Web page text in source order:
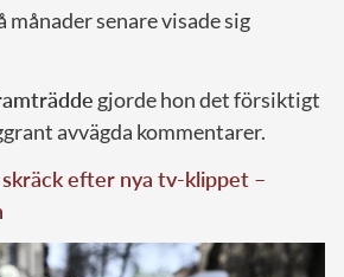
månader senare visade sig
gjorde hon det försiktigt
avvägda kommentarer.
efter nya tv-klippet –